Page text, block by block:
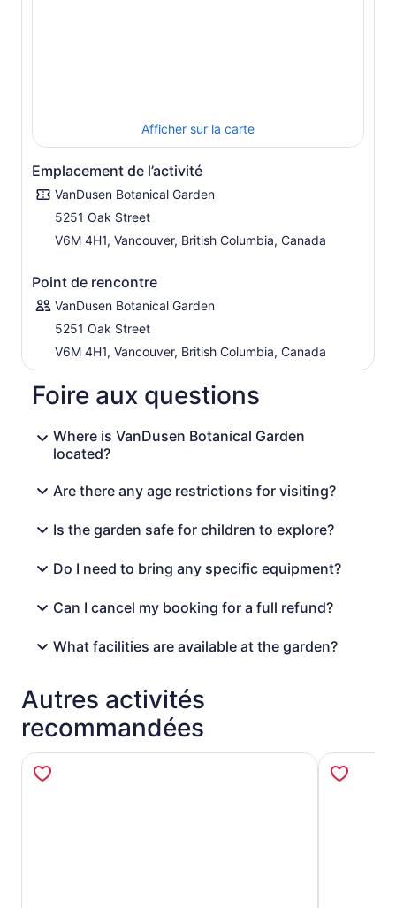
Afficher sur la carte
Emplacement de l’activité
VanDusen Botanical Garden
5251 Oak Street
V6M 4H1, Vancouver, British Columbia, Canada
Point de rencontre
VanDusen Botanical Garden
5251 Oak Street
V6M 4H1, Vancouver, British Columbia, Canada
Foire aux questions
Where is VanDusen Botanical Garden
located?
Are there any age restrictions for visiting?
Is the garden safe for children to explore?
Do I need to bring any specific equipment?
Can I cancel my booking for a full refund?
What facilities are available at the garden?
Autres activités
recommandées